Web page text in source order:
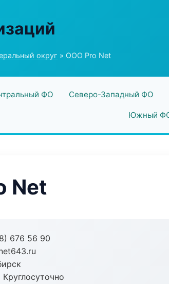
округ » ООО Pro Net
ФО Северо-Западный ФО
Южный
Net
676 56 90
Круглосуточно